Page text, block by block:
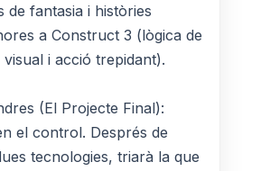
de fantasia i històries
a Construct 3 (lògica de
i acció trepidant).
(El Projecte Final):
el control. Després de
tecnologies, triarà la que